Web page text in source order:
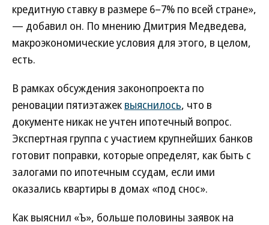
кредитную ставку в размере 6–7% по всей стране»,
— добавил он. По мнению Дмитрия Медведева,
макроэкономические условия для этого, в целом,
есть.
В рамках обсуждения законопроекта по
реновации пятиэтажек выяснилось, что в
документе никак не учтен ипотечный вопрос.
Экспертная группа с участием крупнейших банков
готовит поправки, которые определят, как быть с
залогами по ипотечным ссудам, если ими
оказались квартиры в домах «под снос».
Как выяснил «Ъ», больше половины заявок на